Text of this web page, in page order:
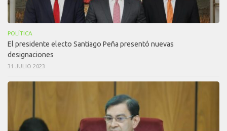
POLÍTICA
El presidente electo Santiago Peña presentó nuevas
designaciones
31 JULIO 2023